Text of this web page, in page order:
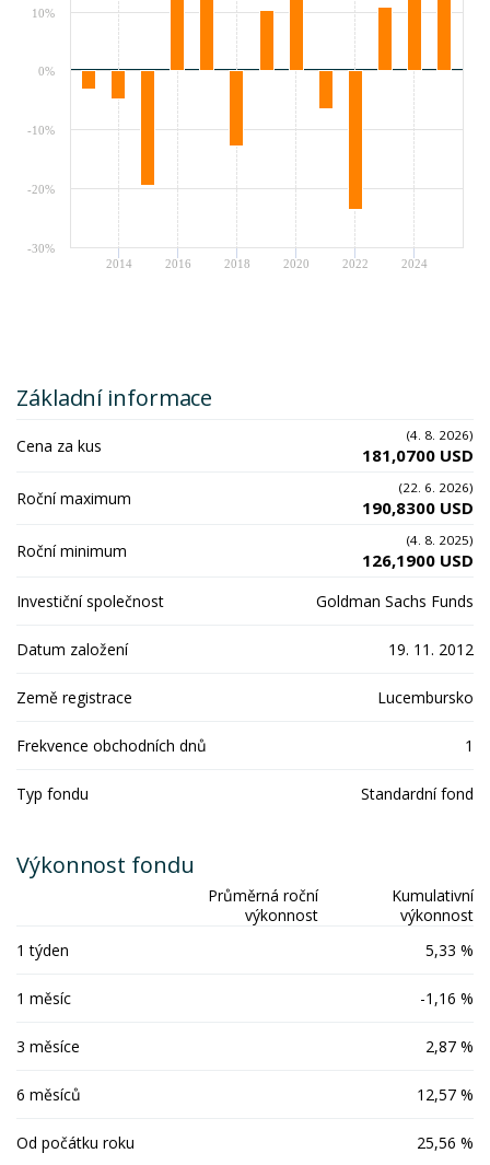
2014 2016 2018 2020 2022 2024
-30%
-20%
-10%
0%
10%
Základní informace
Cena za kus (4. 8. 2026)
181,0700 USD
Roční maximum (22. 6. 2026)
190,8300 USD
Roční minimum (4. 8. 2025)
126,1900 USD
Investiční společnost Goldman Sachs Funds
Datum založení 19. 11. 2012
Země registrace Lucembursko
Frekvence obchodních dnů 1
Typ fondu Standardní fond
Výkonnost fondu
Průměrná roční
výkonnost
Kumulativní
výkonnost
1 týden
5,33 %
1 měsíc -1,16 %
3 měsíce 2,87 %
6 měsíců 12,57 %
Od počátku roku 25,56 %